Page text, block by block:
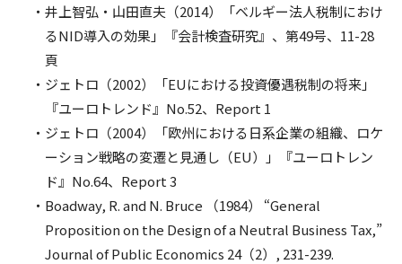
井上智弘・山田直夫（2014）「ベルギー法人税制におけ
るNID導入の効果」『会計検査研究』、第49号、11-28
頁
ジェトロ（2002）「EUにおける投資優遇税制の将来」
『ユーロトレンド』No.52、Report 1
ジェトロ（2004）「欧州における日系企業の組織、ロケ
ーション戦略の変遷と見通し（EU）」『ユーロトレン
ド』No.64、Report 3
Boadway, R. and N. Bruce （1984） “General
Proposition on the Design of a Neutral Business Tax,”
Journal of Public Economics 24（2）, 231-239.